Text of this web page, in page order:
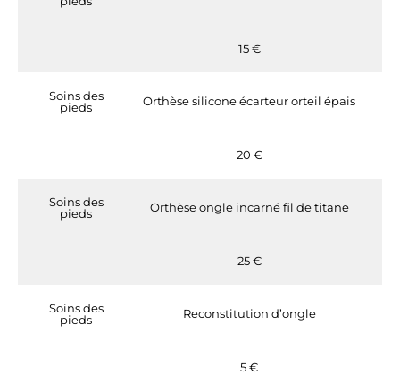
15 €
Soins des
pieds
Orthèse silicone écarteur orteil épais
20 €
Soins des
pieds
Orthèse ongle incarné fil de titane
25 €
Soins des
pieds
Reconstitution d’ongle
5 €